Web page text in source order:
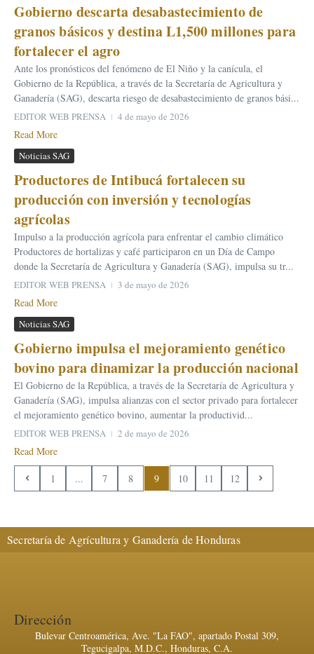
Gobierno descarta desabastecimiento de
granos básicos y destina L1,500 millones para
fortalecer el agro
Ante los pronósticos del fenómeno de El Niño y la canícula, el
Gobierno de la República, a través de la Secretaría de Agricultura y
Ganadería (SAG), descarta riesgo de desabastecimiento de granos bási...
EDITOR WEB PRENSA 4 de mayo de 2026
Read More
Noticias SAG
Productores de Intibucá fortalecen su
producción con inversión y tecnologías
agrícolas
Impulso a la producción agrícola para enfrentar el cambio climático
Productores de hortalizas y café participaron en un Día de Campo
donde la Secretaría de Agricultura y Ganadería (SAG), impulsa su tr...
EDITOR WEB PRENSA 3 de mayo de 2026
Read More
Noticias SAG
Gobierno impulsa el mejoramiento genético
bovino para dinamizar la producción nacional
El Gobierno de la República, a través de la Secretaría de Agricultura y
Ganadería (SAG), impulsa alianzas con el sector privado para fortalecer
el mejoramiento genético bovino, aumentar la productivid...
EDITOR WEB PRENSA 2 de mayo de 2026
Read More
1 ... 7 8 9 10 11 12
Secretaría de Agrícultura y Ganadería de Honduras
Dirección
Bulevar Centroamérica, Ave. "La FAO", apartado Postal 309,
Tegucigalpa, M.D.C., Honduras, C.A.